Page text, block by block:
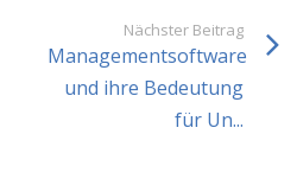
Nächster Beitrag
Managementsoftware
und ihre Bedeutung
für Un...